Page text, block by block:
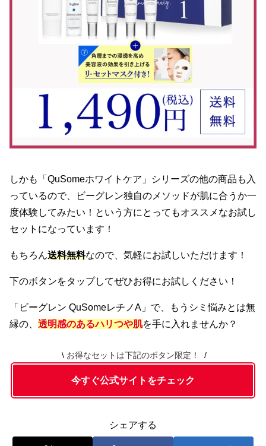
しかも「QuSomeホワイトケア」シリーズの他の商品も入
っているので、ビーグレン独自のメソッドが肌に合うか一
度体験してみたい！という方にとってもオススメなお試し
セットになっています！
もちろん送料無料なので、気軽にお試しいただけます！
下のボタンをタップしてぜひお得にお試しください！
「ビーグレン QuSomeレチノA」で、もうシミ悩みとは無
縁の、 透明感のあるハリつや肌を手に入れませんか？
お得なセットは下記のボタン限定！
今すぐ公式サイトをチェック
シェアする